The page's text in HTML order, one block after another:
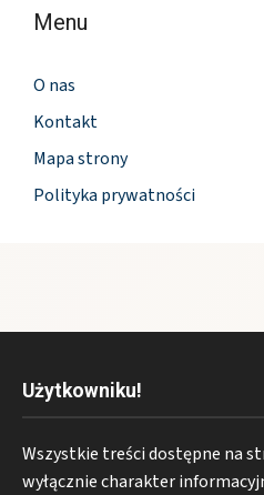
Menu
O nas
Kontakt
Mapa strony
Polityka prywatności
Użytkowniku!
Wszystkie treści dostępne na
wyłącznie charakter